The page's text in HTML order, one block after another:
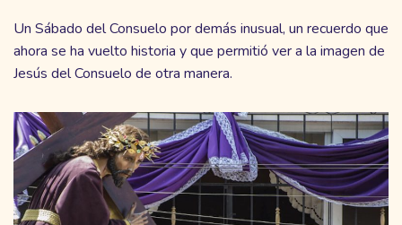
Un Sábado del Consuelo por demás inusual, un recuerdo que
ahora se ha vuelto historia y que permitió ver a la imagen de
Jesús del Consuelo de otra manera.